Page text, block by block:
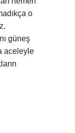
o
güneş
aceleyle